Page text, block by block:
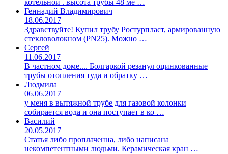
котельной . высота трубы 48 ме …
Геннадий Владимирович
18.06.2017
Здравствуйте! Купил трубу Ростурпласт, армированную
стекловолокном (PN25). Можно …
Сергей
11.06.2017
В частном доме.... Болгаркой резанул оцинкованные
трубы отопления туда и обратку …
Людмила
06.06.2017
у меня в вытяжной трубе для газовой колонки
собирается вода и она поступает в ко …
Василий
20.05.2017
Статья либо проплаченна, либо написана
некомпетентными людьми. Керамическая кран …